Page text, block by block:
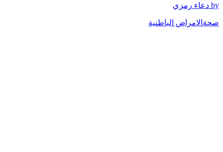
by دعاء رمزي
صحة الامراض الباطنية